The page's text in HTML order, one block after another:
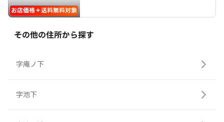
お店価格＋送料無料対象
その他の住所から探す
字庵ノ下
字池下